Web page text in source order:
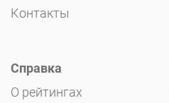
Контакты
Справка
О рейтингах